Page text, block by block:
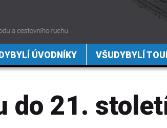
ÚVODNÍKY VŠUDYBYLÍ
do 21.